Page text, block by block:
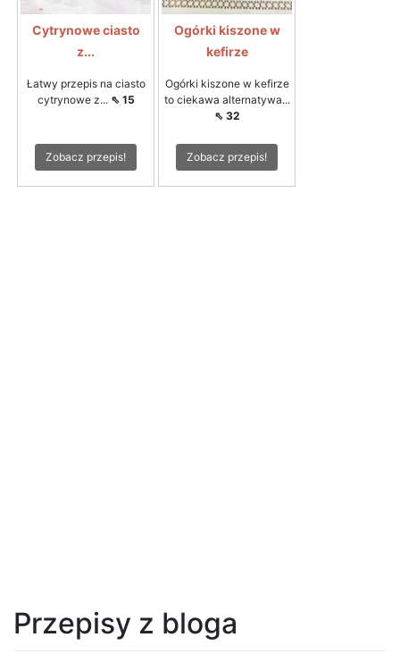
Cytrynowe ciasto
z...
Łatwy przepis na ciasto
cytrynowe z... ⇖ 15
Zobacz przepis!
Ogórki kiszone w
kefirze
Ogórki kiszone w kefirze
to ciekawa alternatywa...
⇖ 32
Zobacz przepis!
Przepisy z bloga